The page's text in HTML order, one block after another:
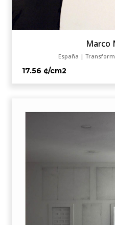
Marco
España |
17.56 ¢/cm2